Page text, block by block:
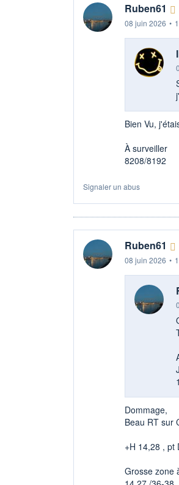
Ruben61
08 juin 2026 •
Bien Vu,
À surveiller
8208/8192
Signaler un abus
Ruben61
08 juin 2026 •
Dommage,
Beau RT sur
+H 14,28 , pt
Grosse zone